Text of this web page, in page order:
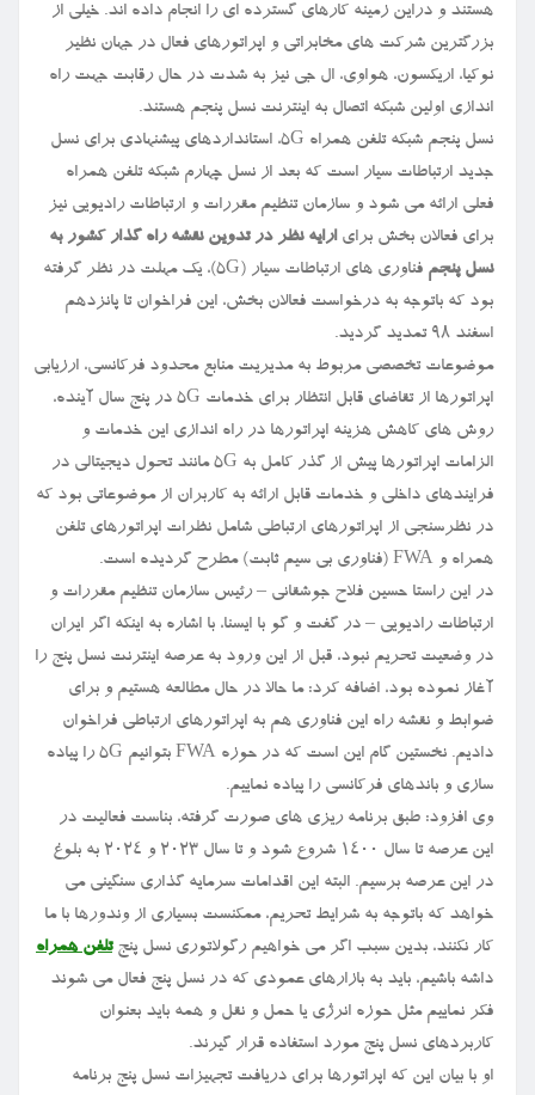
هستند و دراین زمینه کارهای گسترده ای را انجام داده اند. خیلی از
بزرگترین شرکت های مخابراتی و اپراتورهای فعال در جهان نظیر
نوکیا، اریکسون، هواوی، ال جی نیز به شدت در حال رقابت جهت راه
اندازی اولین شبکه اتصال به اینترنت نسل پنجم هستند.
نسل پنجم شبکه تلفن همراه ۵G، استانداردهای پیشنهادی برای نسل
جدید ارتباطات سیار است که بعد از نسل چهارم شبکه تلفن همراه
فعلی ارائه می شود و سازمان تنظیم مقررات و ارتباطات رادیویی نیز
برای فعالان بخش برایارایه نظر در تدوین نقشه راه گذار کشور به
نسل پنجم
فناوری های ارتباطات سیار (۵G)، یک مهلت در نظر گرفته
بود که باتوجه به درخواست فعالان بخش، این فراخوان تا پانزدهم
اسفند ۹۸ تمدید گردید.
موضوعات تخصصی مربوط به مدیریت منابع محدود فرکانسی، ارزیابی
اپراتورها از تقاضای قابل انتظار برای خدمات ۵G در پنج سال آینده،
روش های کاهش هزینه اپراتورها در راه اندازی این خدمات و
الزامات اپراتورها پیش از گذر کامل به ۵G مانند تحول دیجیتالی در
فرایندهای داخلی و خدمات قابل ارائه به کاربران از موضوعاتی بود که
در نظرسنجی از اپراتورهای ارتباطی شامل نظرات اپراتورهای تلفن
همراه و FWA (فناوری بی سیم ثابت) مطرح گردیده است.
در این راستا حسین فلاح جوشقانی – رئیس سازمان تنظیم مقررات و
ارتباطات رادیویی – در گفت و گو با ایسنا، با اشاره به اینکه اگر ایران
در وضعیت تحریم نبود، قبل از این ورود به عرصه اینترنت نسل پنج را
آغاز نموده بود، اضافه کرد: ما حالا در حال مطالعه هستیم و برای
ضوابط و نقشه راه این فناوری هم به اپراتورهای ارتباطی فراخوان
دادیم. نخستین گام این است که در حوزه FWA بتوانیم ۵G را پیاده
سازی و باندهای فرکانسی را پیاده نماییم.
وی افزود: طبق برنامه ریزی های صورت گرفته، بناست فعالیت در
این عرصه تا سال ۱۴۰۰ شروع شود و تا سال ۲۰۲۳ و ۲۰۲۴ به بلوغ
در این عرصه برسیم. البته این اقدامات سرمایه گذاری سنگینی می
خواهد که باتوجه به شرایط تحریم، ممکنست بسیاری از وندورها با ما
کار نکنند، بدین سبب اگر می خواهیم رگولاتوری نسل پنجتلفن همراه
داشه باشیم، باید به بازارهای عمودی که در نسل پنج فعال می شوند
فکر نماییم مثل حوزه انرژی یا حمل و نقل و همه باید بعنوان
کاربردهای نسل پنج مورد استفاده قرار گیرند.
او با بیان این که اپراتورها برای دریافت تجهیزات نسل پنج برنامه